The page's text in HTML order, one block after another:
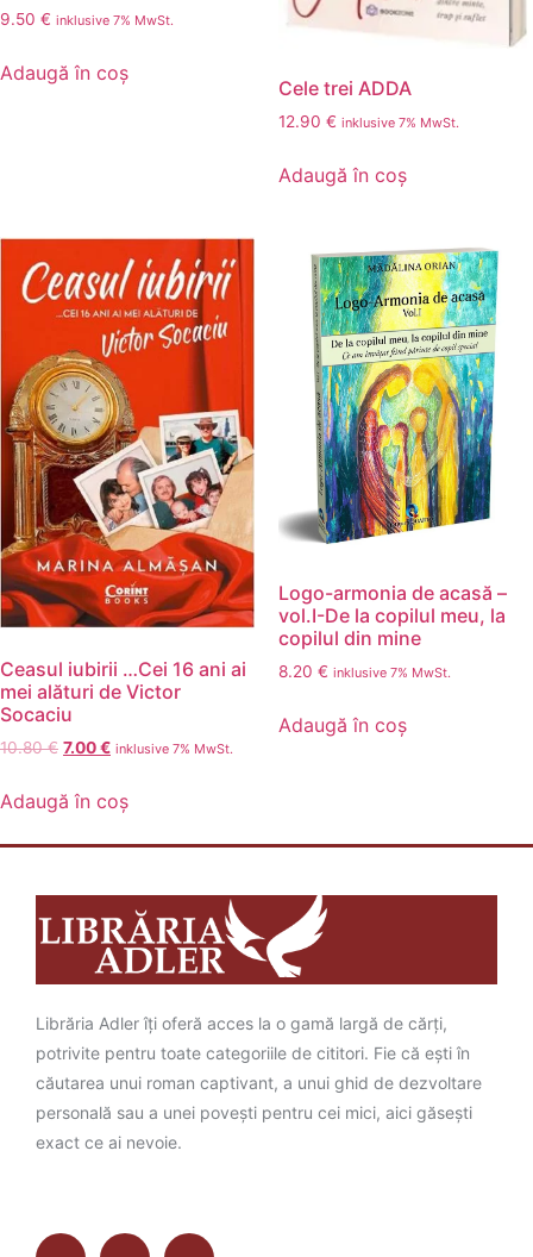
9.50 € inklusive 7% MwSt.
Adaugă în coș
Cele trei ADDA
12.90 € inklusive 7% MwSt.
Adaugă în coș
Ceasul iubirii …Cei 16 ani ai
mei alături de Victor
Socaciu
10.80€ 7.00€ inklusive 7% MwSt.
Adaugă în coș
Logo-armonia de acasă –
vol.I-De la copilul meu, la
copilul din mine
8.20 € inklusive 7% MwSt.
Adaugă în coș
Librăria Adler îți oferă acces la o gamă largă de cărți,
potrivite pentru toate categoriile de cititori. Fie că ești în
căutarea unui roman captivant, a unui ghid de dezvoltare
personală sau a unei povești pentru cei mici, aici găsești
exact ce ai nevoie.